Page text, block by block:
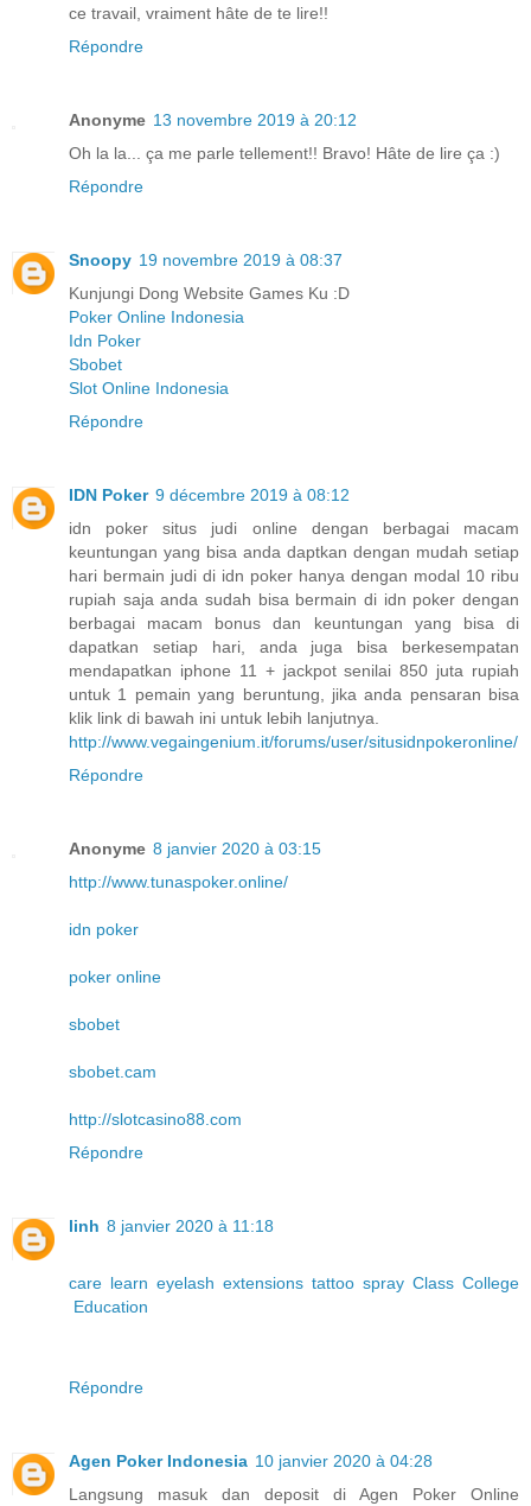
ce travail, vraiment hâte de te lire!!
Répondre
Anonyme 13 novembre 2019 à 20:12
Oh la la... ça me parle tellement!! Bravo! Hâte de lire ça :)
Répondre
Snoopy 19 novembre 2019 à 08:37
Kunjungi Dong Website Games Ku :D
Poker Online Indonesia
Idn Poker
Sbobet
Slot Online Indonesia
Répondre
IDN Poker 9 décembre 2019 à 08:12
idn poker situs judi online dengan berbagai macam
keuntungan yang bisa anda daptkan dengan mudah setiap
hari bermain judi di idn poker hanya dengan modal 10 ribu
rupiah saja anda sudah bisa bermain di idn poker dengan
berbagai macam bonus dan keuntungan yang bisa di
dapatkan setiap hari, anda juga bisa berkesempatan
mendapatkan iphone 11 + jackpot senilai 850 juta rupiah
untuk 1 pemain yang beruntung, jika anda pensaran bisa
klik link di bawah ini untuk lebih lanjutnya.
http://www.vegaingenium.it/forums/user/situsidnpokeronline/
Répondre
Anonyme 8 janvier 2020 à 03:15
http://www.tunaspoker.online/
idn poker
poker online
sbobet
sbobet.cam
http://slotcasino88.com
Répondre
linh 8 janvier 2020 à 11:18
care learn eyelash extensions tattoo spray Class College
Education
Répondre
Agen Poker Indonesia 10 janvier 2020 à 04:28
Langsung masuk dan deposit di Agen Poker Online